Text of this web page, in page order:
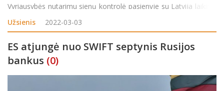
Vyriausybės nutarimu sienų kontrolė pasienyje su Latvija laikinai
atkurta siekiant geriau organizuoti žmonių, bėgančių nuo karo
Ukrainoje, patekimą į šalį,
Užsienis 2022-03-03
ES atjungė nuo SWIFT septynis Rusijos
bankus (0)